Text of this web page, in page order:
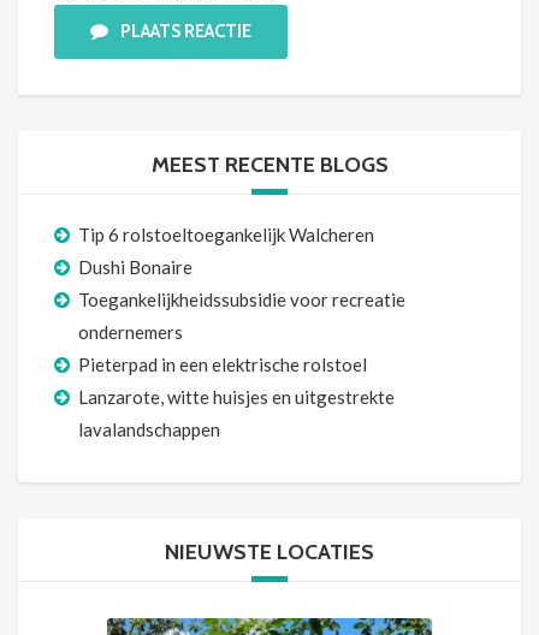
PLAATS REACTIE
MEEST RECENTE BLOGS
Tip 6 rolstoeltoegankelijk Walcheren
Dushi Bonaire
Toegankelijkheidssubsidie voor recreatie
ondernemers
Pieterpad in een elektrische rolstoel
Lanzarote, witte huisjes en uitgestrekte
lavalandschappen
NIEUWSTE LOCATIES